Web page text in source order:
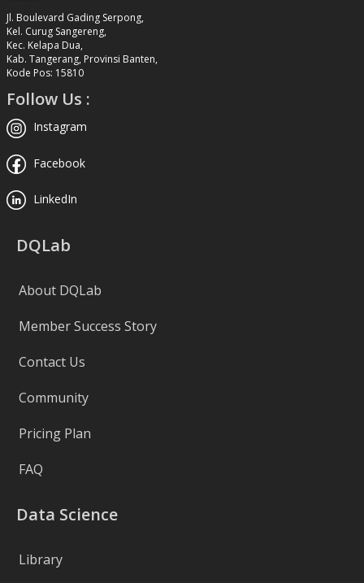
Jl. Boulevard Gading Serpong,
Kel. Curug Sangereng,
Kec. Kelapa Dua,
Kab. Tangerang, Provinsi Banten,
Kode Pos: 15810
Follow Us :
Instagram
Facebook
LinkedIn
DQLab
About DQLab
Member Success Story
Contact Us
Community
Pricing Plan
FAQ
Data Science
Library